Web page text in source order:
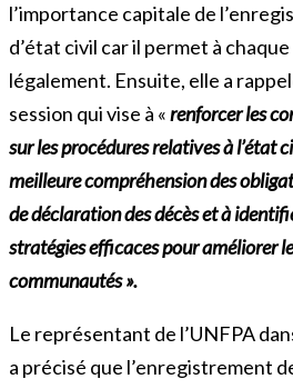
l’importance capitale de
d’état civil car il permet à
légalement. Ensuite, elle a
session qui vise à «renforcer les
sur les procédures relatives à l’état
meilleure compréhension des
de déclaration des décès et à
stratégies efficaces pour améliorer
communautés ».
Le représentant de l’UNFPA
a précisé que l’enregistrement